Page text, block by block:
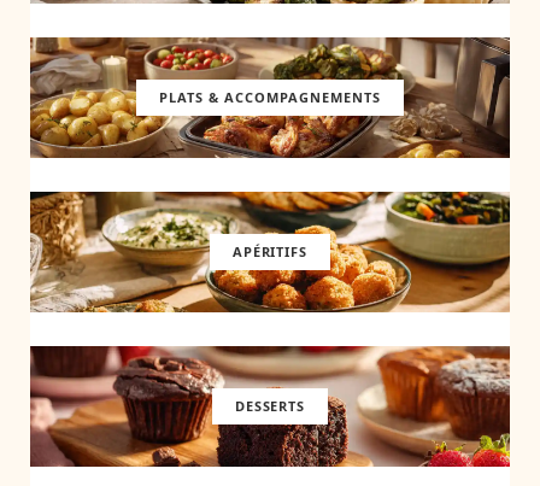
PLATS & ACCOMPAGNEMENTS
APÉRITIFS
DESSERTS